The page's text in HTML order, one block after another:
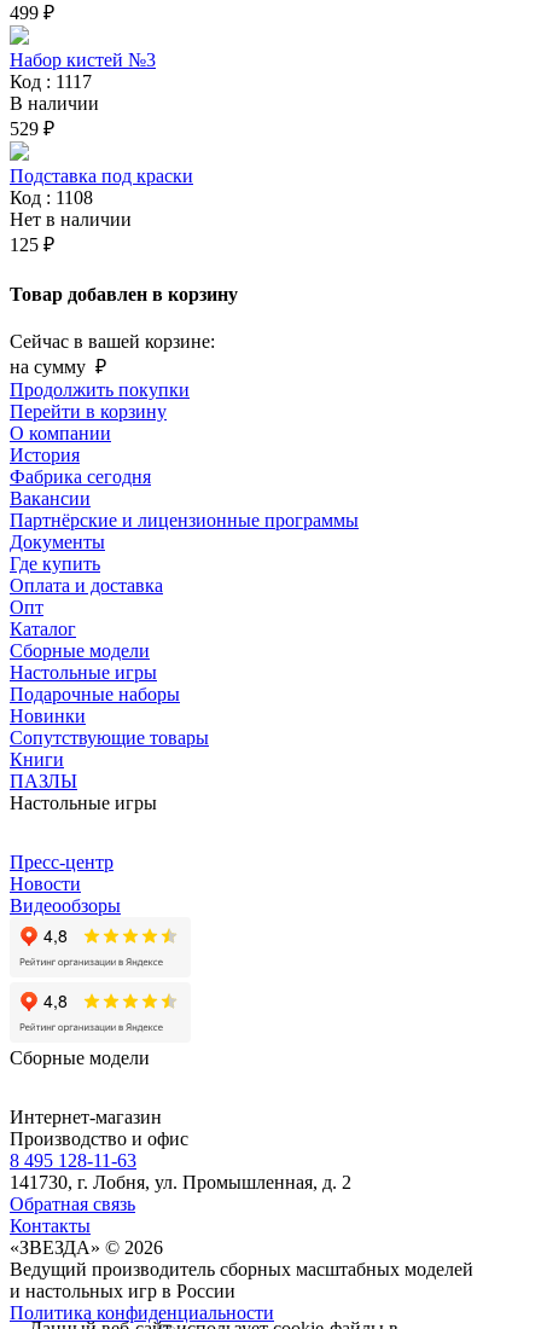
499 ₽
Набор кистей №3
Код : 1117
В наличии
529 ₽
Подставка под краски
Код : 1108
Нет в наличии
125 ₽
Товар добавлен в корзину
Сейчас в вашей корзине:
на сумму ₽
Продолжить покупки
Перейти в корзину
О компании
История
Фабрика сегодня
Вакансии
Партнёрские и лицензионные программы
Документы
Где купить
Оплата и доставка
Опт
Каталог
Сборные модели
Настольные игры
Подарочные наборы
Новинки
Сопутствующие товары
Книги
ПАЗЛЫ
Настольные игры
Пресс-центр
Новости
Видеообзоры
Сборные модели
Интернет-магазин
Производство и офис
8 495 128-11-63
141730, г. Лобня, ул. Промышленная, д. 2
Обратная связь
Контакты
«ЗВЕЗДА» © 2026
Ведущий производитель сборных масштабных моделей
и настольных игр в России
Политика конфиденциальности